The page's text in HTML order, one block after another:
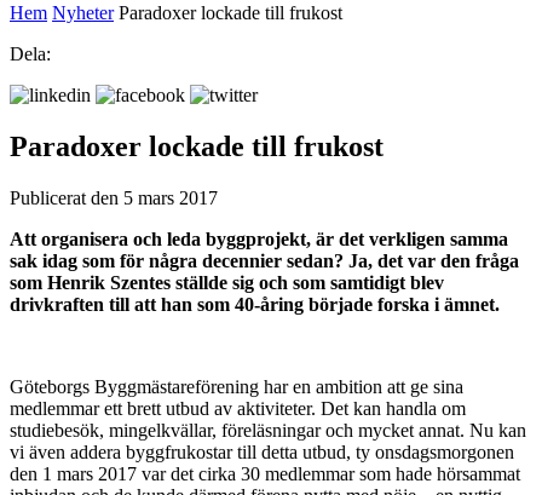
Hem Nyheter Paradoxer lockade till frukost
Dela:
Paradoxer lockade till frukost
Publicerat den 5 mars 2017
Att organisera och leda byggprojekt, är det verkligen samma
sak idag som för några decennier sedan? Ja, det var den fråga
som Henrik Szentes ställde sig och som samtidigt blev
drivkraften till att han som 40-åring började forska i ämnet.
Göteborgs Byggmästareförening har en ambition att ge sina
medlemmar ett brett utbud av aktiviteter. Det kan handla om
studiebesök, mingelkvällar, föreläsningar och mycket annat. Nu kan
vi även addera byggfrukostar till detta utbud, ty onsdagsmorgonen
den 1 mars 2017 var det cirka 30 medlemmar som hade hörsammat